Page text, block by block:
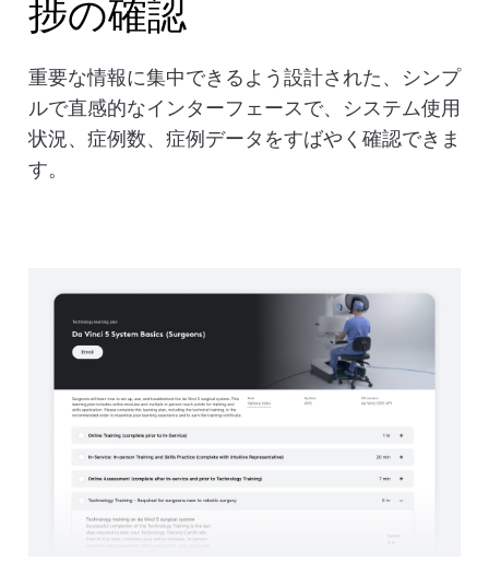
捗の確認
重要な情報に集中できるよう設計された、シンプ
ルで直感的なインターフェースで、システム使用
状況、症例数、症例データをすばやく確認できま
す。